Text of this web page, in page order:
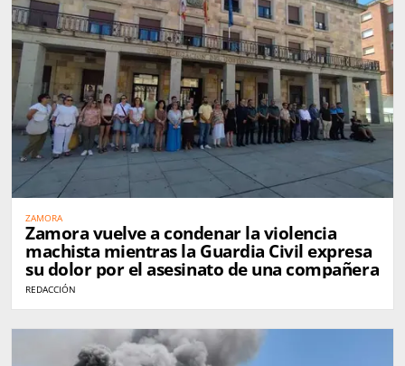
ZAMORA
Zamora vuelve a condenar la violencia
machista mientras la Guardia Civil expresa
su dolor por el asesinato de una compañera
REDACCIÓN